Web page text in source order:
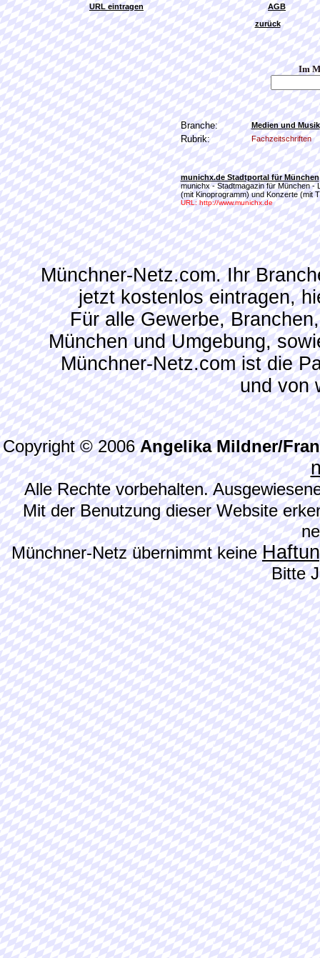
URL eintragen
AGB
zurück
Im
Branche: Medien und Musik
Rubrik: Fachzeitschriften
munichx.de Stadtportal für München
munichx - Stadtmagazin für München -
(mit Kinoprogramm) und Konzerte (mit
URL: http://www.munichx.de
Münchner-Netz.com. Ihr
jetzt kostenlos eintragen,
Für alle Gewerbe,
München und Umgebung,
Münchner-Netz.com ist die
und von
Copyright © 2006Angelika Mildner/
Alle Rechte vorbehalten.
Mit der Benutzung dieser Website
Münchner-Netz übernimmt keine
Bitte